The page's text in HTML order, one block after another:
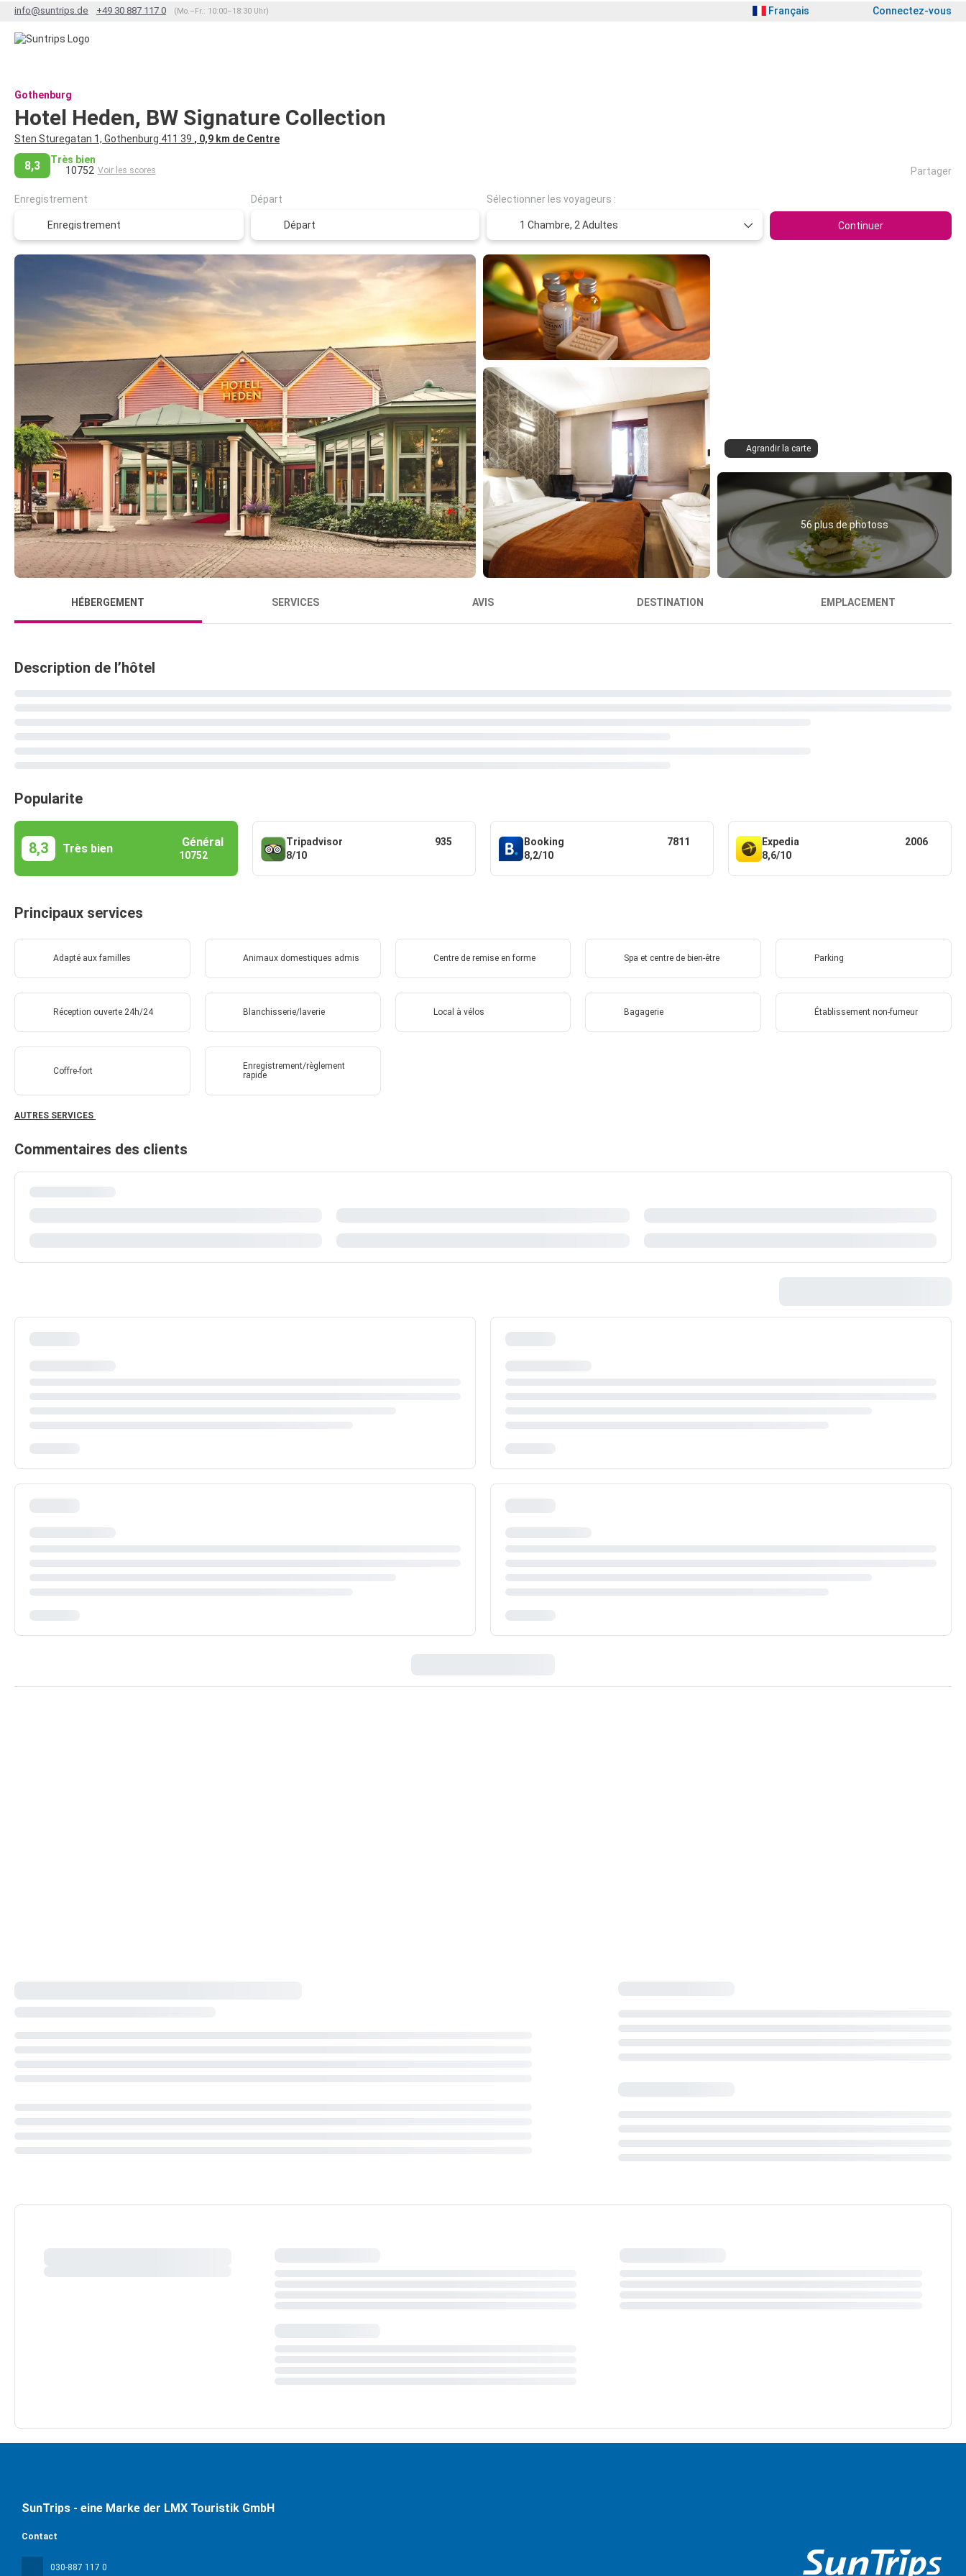
info@suntrips.de +49 30 887 117 0 (Mo.–Fr.: 10:00–18:30 Uhr) Français Connectez-vous
Gothenburg
Hotel Heden, BW Signature Collection
Sten Sturegatan 1, Gothenburg 411 39 , 0,9 km de Centre
8,3
Très bien
10752 Voir les scores Partager
Enregistrement Départ Sélectionner les voyageurs :
1 Chambre, 2 Adultes Continuer
Agrandir la carte
56 plus de photoss
HÉBERGEMENT SERVICES AVIS DESTINATION EMPLACEMENT
Description de l’hôtel
Popularite
8,3 Très bien Général
10752
Tripadvisor
8/10
935
Booking
8,2/10
7811
Expedia
8,6/10
2006
Principaux services
Adapté aux familles Animaux domestiques admis Centre de remise en forme Spa et centre de bien-être Parking
Réception ouverte 24h/24 Blanchisserie/laverie Local à vélos Bagagerie Établissement non-fumeur
Coffre-fort
Enregistrement/règlement
rapide
AUTRES SERVICES
Commentaires des clients
SunTrips - eine Marke der LMX Touristik GmbH
Contact
030-887 117 0